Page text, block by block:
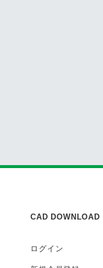
CAD DOWNLOAD
ログイン